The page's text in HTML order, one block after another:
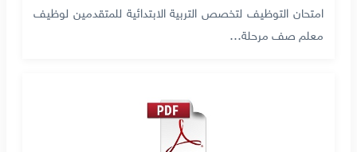
امتحان التوظيف لتخصص التربية الابتدائية للمتقدمين لوظيف
معلم صف مرحلة…